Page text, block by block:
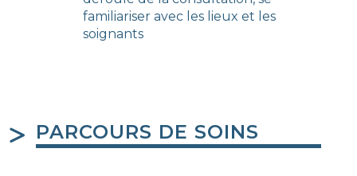
familiariser avec les lieux et les
soignants
PARCOURS DE SOINS